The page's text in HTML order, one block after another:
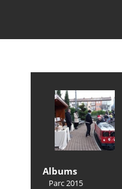
Albums
Parc 2015